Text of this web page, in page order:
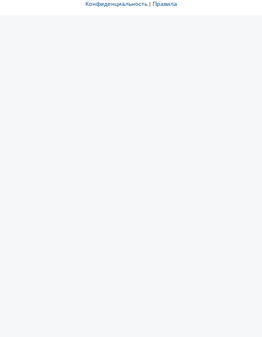
Конфиденциальность| Правила